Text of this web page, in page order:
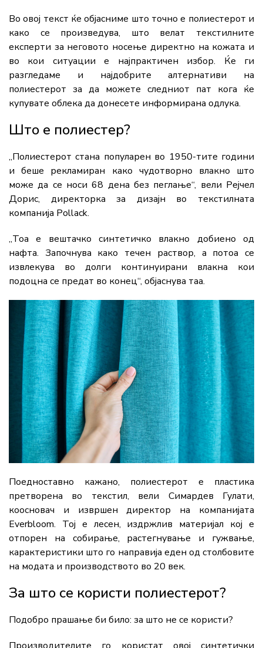
Во овој текст ќе објасниме што точно е полиестерот и
како се произведува, што велат текстилните
експерти за неговото носење директно на кожата и
во кои ситуации е најпрактичен избор. Ќе ги
разгледаме и најдобрите алтернативи на
полиестерот за да можете следниот пат кога ќе
купувате облека да донесете информирана одлука.
Што е полиестер?
„Полиестерот стана популарен во 1950-тите години
и беше рекламиран како чудотворно влакно што
може да се носи 68 дена без пеглање“, вели Рејчел
Дорис, директорка за дизајн во текстилната
компанија Pollack.
„Тоа е вештачко синтетичко влакно добиено од
нафта. Започнува како течен раствор, а потоа се
извлекува во долги континуирани влакна кои
подоцна се предат во конец“, објаснува таа.
Поедноставно кажано, полиестерот е пластика
претворена во текстил, вели Симардев Гулати,
коосновач и извршен директор на компанијата
Everbloom. Тој е лесен, издржлив материјал кој е
отпорен на собирање, растегнување и гужвање,
карактеристики што го направија еден од столбовите
на модата и производството во 20 век.
За што се користи полиестерот?
Подобро прашање би било: за што не се користи?